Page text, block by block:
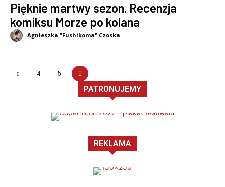
Pięknie martwy sezon. Recenzja
komiksu Morze po kolana
Agnieszka "Fushikoma" Czoska
4 5 6
PATRONUJEMY
REKLAMA